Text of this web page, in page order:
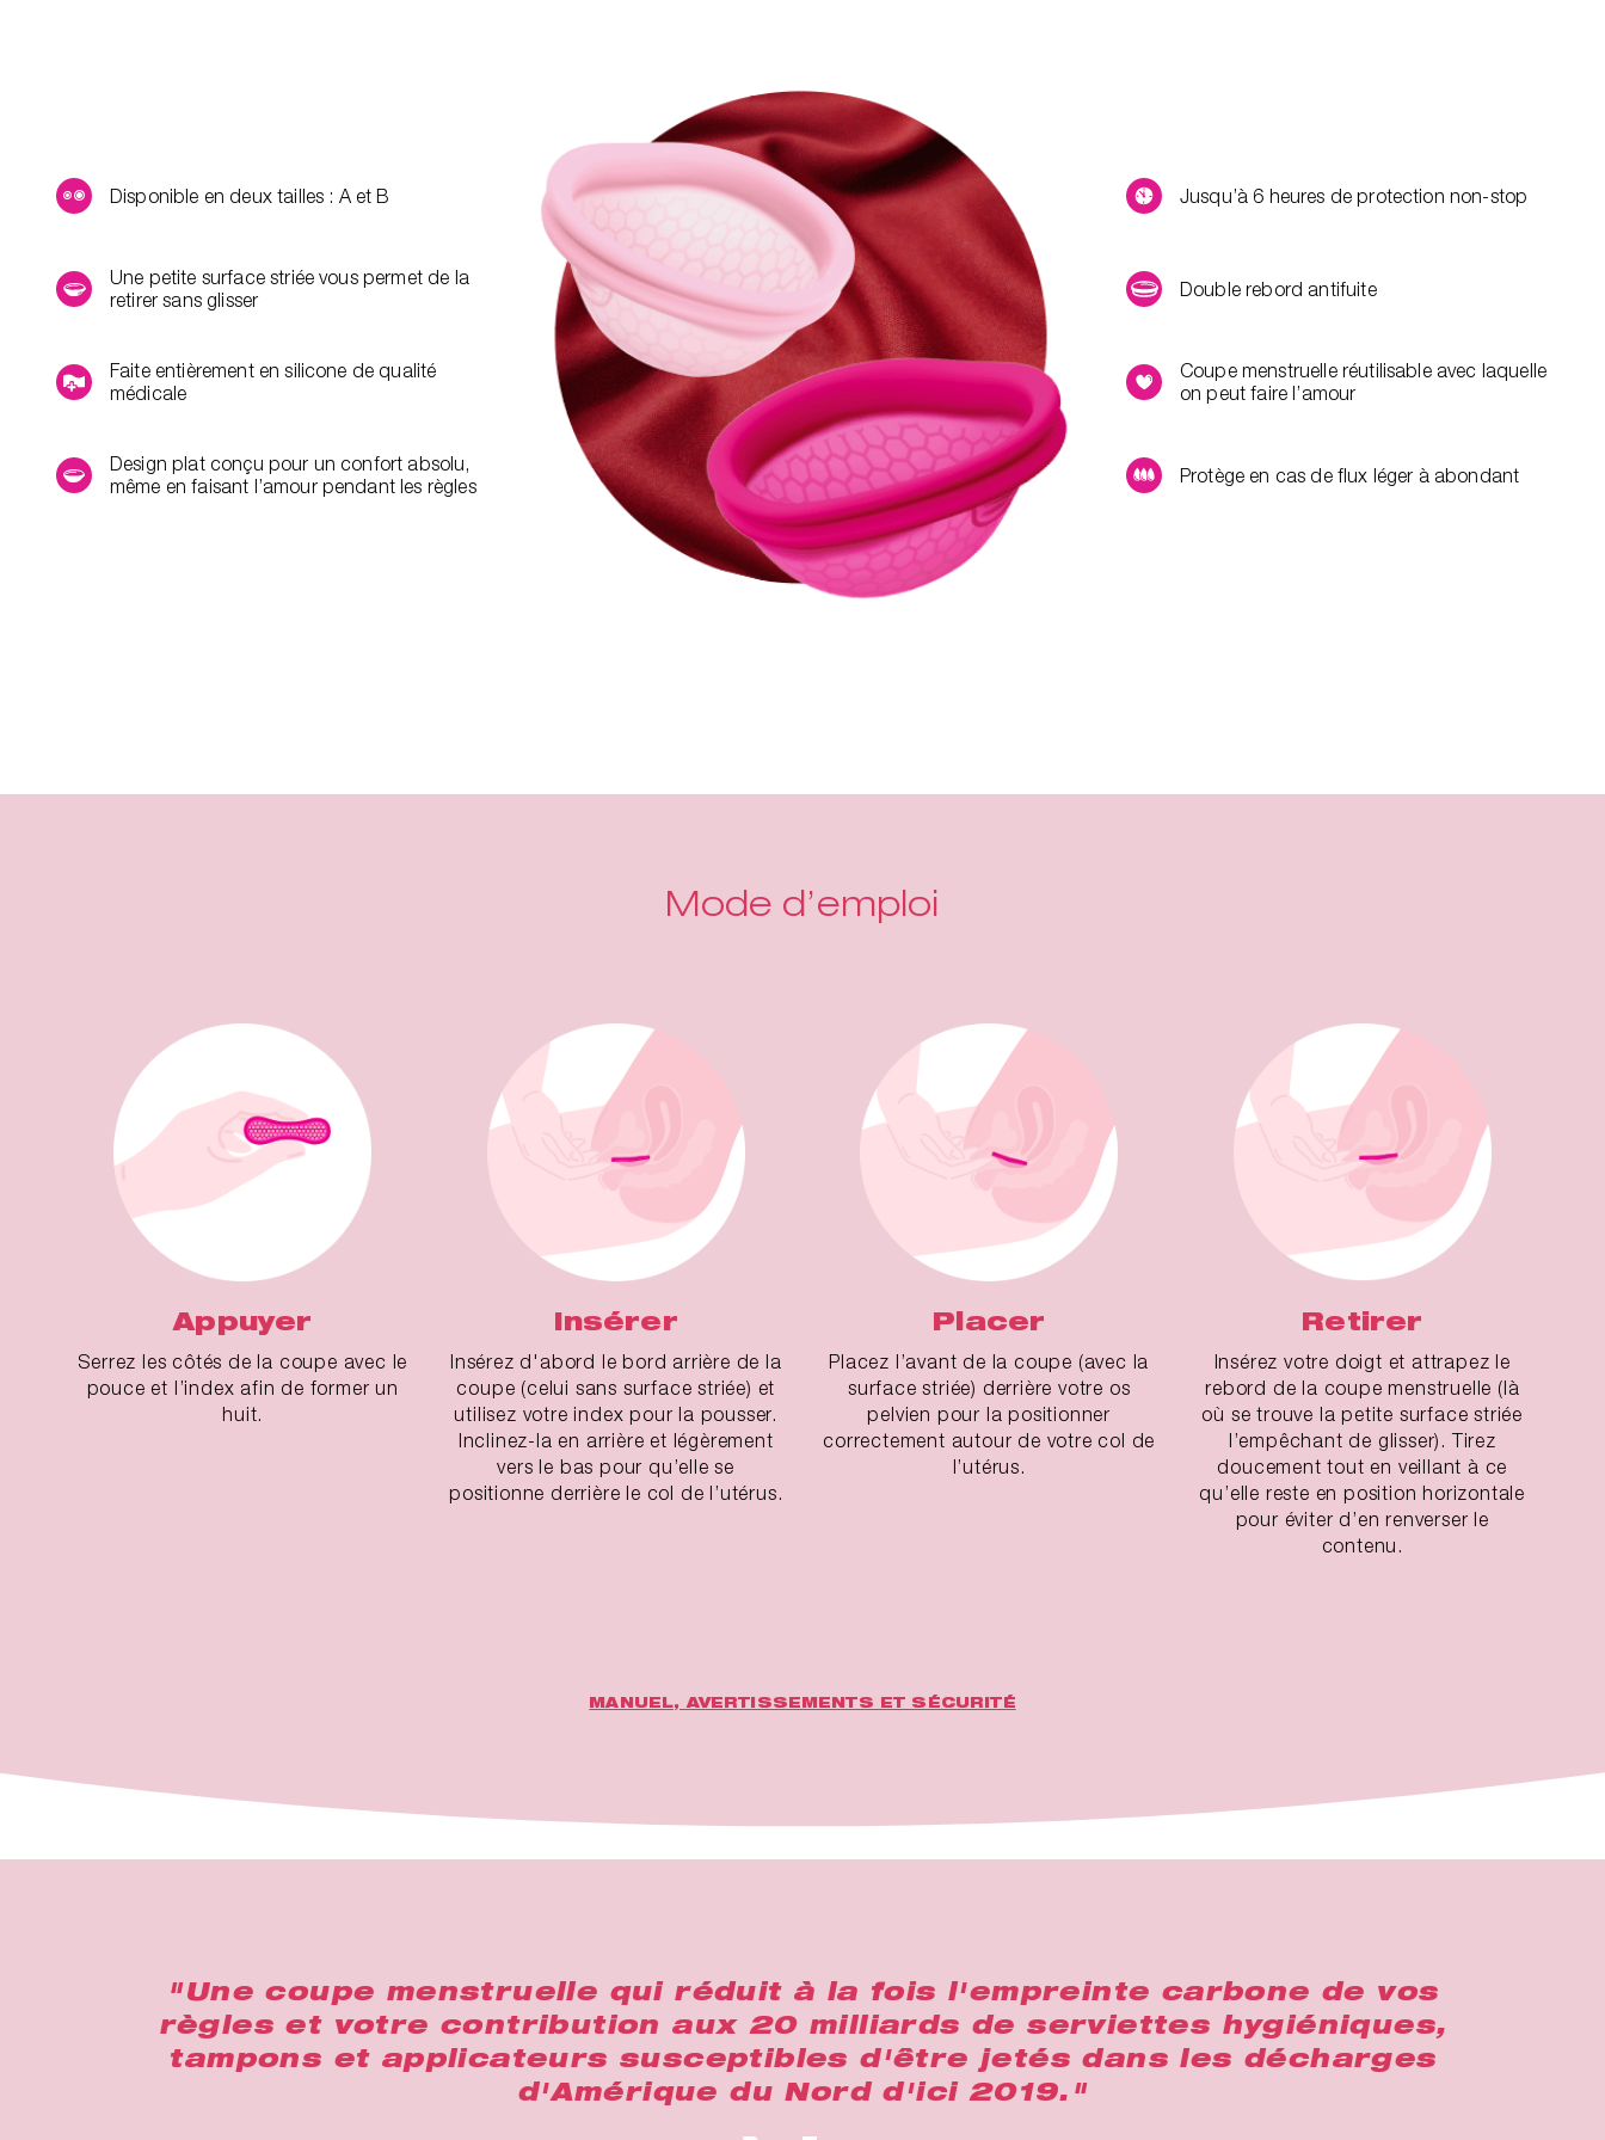
Disponible en deux tailles : A et B
Une petite surface striée vous permet de la
retirer sans glisser
Faite entièrement en silicone de qualité
médicale
Design plat conçu pour un confort absolu,
même en faisant l’amour pendant les règles
Jusqu’à 6 heures de protection non-stop
Double rebord antifuite
Coupe menstruelle réutilisable avec laquelle
on peut faire l’amour
Protège en cas de flux léger à abondant
Mode d’emploi
Appuyer
Serrez les côtés de la coupe avec le
pouce et l’index afin de former un
huit.
Insérer
Insérez d'abord le bord arrière de la
coupe (celui sans surface striée) et
utilisez votre index pour la pousser.
Inclinez-la en arrière et légèrement
vers le bas pour qu’elle se
positionne derrière le col de l’utérus.
Placer
Placez l’avant de la coupe (avec la
surface striée) derrière votre os
pelvien pour la positionner
correctement autour de votre col de
l’utérus.
Retirer
Insérez votre doigt et attrapez le
rebord de la coupe menstruelle (là
où se trouve la petite surface striée
l’empêchant de glisser). Tirez
doucement tout en veillant à ce
qu’elle reste en position horizontale
pour éviter d’en renverser le
contenu.
MANUEL, AVERTISSEMENTS ET SÉCURITÉ
"Une coupe menstruelle qui réduit à la fois l'empreinte carbone de vos
règles et votre contribution aux 20 milliards de serviettes hygiéniques,
tampons et applicateurs susceptibles d'être jetés dans les décharges
d'Amérique du Nord d'ici 2019."